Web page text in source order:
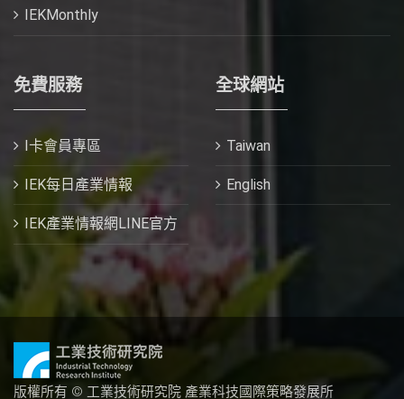
IEKMonthly
免費服務
I卡會員專區
IEK每日產業情報
IEK產業情報網LINE官方
全球網站
Taiwan
English
版權所有 © 工業技術研究院 產業科技國際策略發展所